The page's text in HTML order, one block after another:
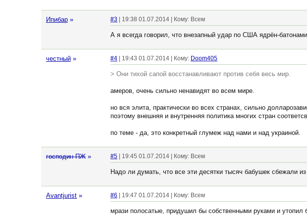
Ипибар » #3 | 19:38 01.07.2014 | Кому: Всем
А я всегда говорил, что внезапный удар по США ядрён-
честный » #4 | 19:43 01.07.2014 | Кому: Doom405
> Они тихой сапой восстанавливают против себя весь мир.
амеров, очень сильно ненавидят во всем мире.
но вся элита, практически во всех странах, сильно
поэтому внешняя и внутренняя политика многих стран
по теме - да, это конкретный глумеж над нами и над украиной.
господин ПЖ » #5 | 19:45 01.07.2014 | Кому: Всем
Надо ли думать, что все эти десятки тысяч бабушек сбежали
Avantjurist » #6 | 19:47 01.07.2014 | Кому: Всем
мрази полосатые, придушил бы собственными руками и утопил